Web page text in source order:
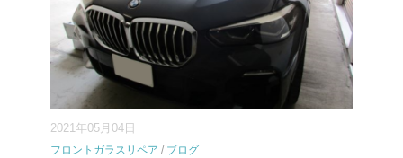
2021年05月04日
フロントガラスリペア / ブログ